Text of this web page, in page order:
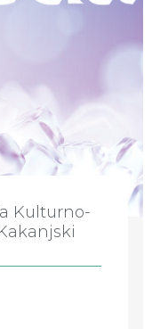
Kulturno-